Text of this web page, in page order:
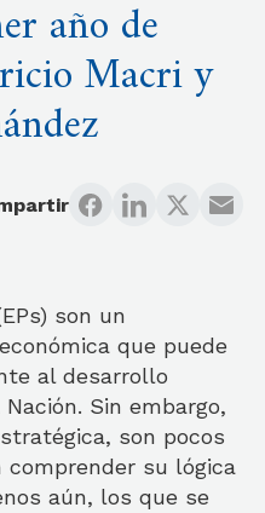
año de
Macri y
son un
que puede
al desarrollo
Sin embargo,
son pocos
su lógica
aún, los que se